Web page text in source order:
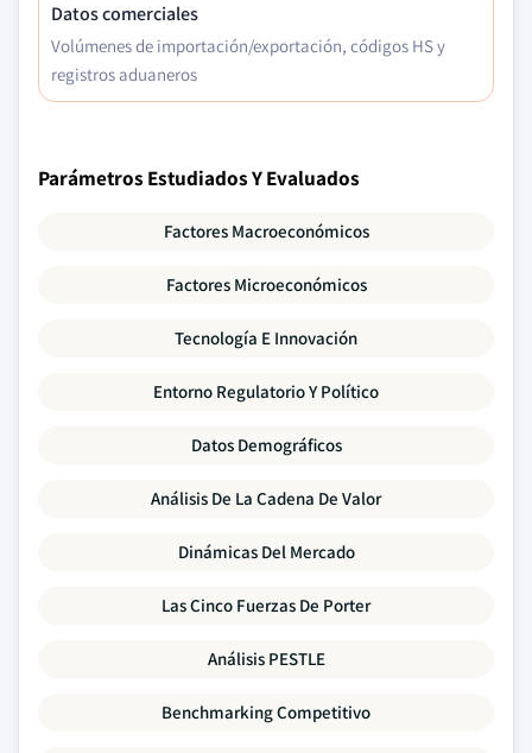
Datos comerciales
Volúmenes de importación/exportación, códigos HS y
registros aduaneros
Parámetros Estudiados Y Evaluados
Factores Macroeconómicos
Factores Microeconómicos
Tecnología E Innovación
Entorno Regulatorio Y Político
Datos Demográficos
Análisis De La Cadena De Valor
Dinámicas Del Mercado
Las Cinco Fuerzas De Porter
Análisis PESTLE
Benchmarking Competitivo